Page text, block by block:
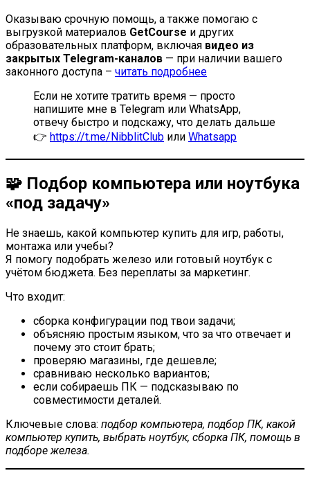
Оказываю срочную помощь, а также помогаю с
выгрузкой материалов GetCourse и других
образовательных платформ, включая видео из
закрытых Telegram-каналов — при наличии вашего
законного доступа – читать подробнее
Если не хотите тратить время — просто
напишите мне в Telegram или WhatsApp,
отвечу быстро и подскажу, что делать дальше
👉 https://t.me/NibblitClub или Whatsapp
🧩 Подбор компьютера или ноутбука
«под задачу»
Не знаешь, какой компьютер купить для игр, работы,
монтажа или учебы?
Я помогу подобрать железо или готовый ноутбук с
учётом бюджета. Без переплаты за маркетинг.
Что входит:
сборка конфигурации под твои задачи;
объясняю простым языком, что за что отвечает и
почему это стоит брать;
проверяю магазины, где дешевле;
сравниваю несколько вариантов;
если собираешь ПК — подсказываю по
совместимости деталей.
Ключевые слова: подбор компьютера, подбор ПК, какой
компьютер купить, выбрать ноутбук, сборка ПК, помощь в
подборе железа.